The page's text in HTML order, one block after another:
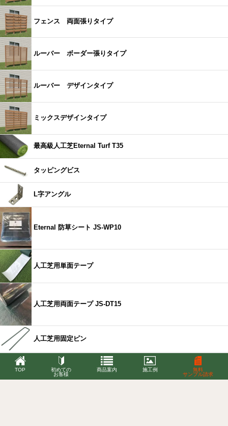
フェンス 両面張りタイプ
ルーバー ボーダー張りタイプ
ルーバー デザインタイプ
ミックスデザインタイプ
最高級人工芝Eternal Turf T35
タッピングビス
L字アングル
Eternal 防草シート JS-WP10
人工芝用単面テープ
人工芝用両面テープ JS-DT15
人工芝用固定ピン
人工芝用接着剤 5㎏
TOP
初めての
お客様
商品案内 施工例
無料
サンプル請求